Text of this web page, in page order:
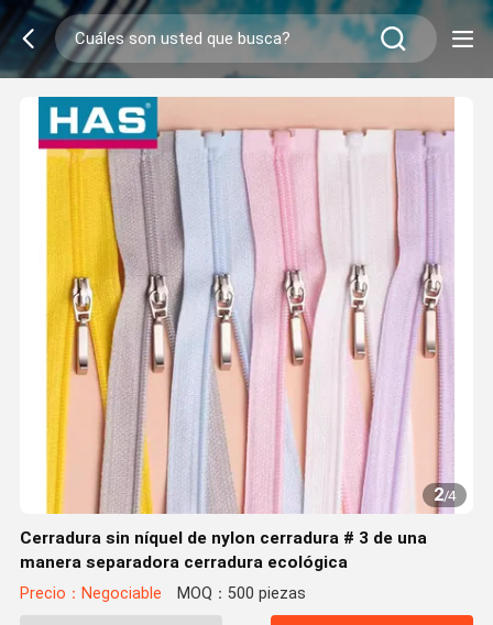
2/4
Cerradura sin níquel de nylon cerradura # 3 de una
manera separadora cerradura ecológica
Precio：Negociable MOQ：500 piezas